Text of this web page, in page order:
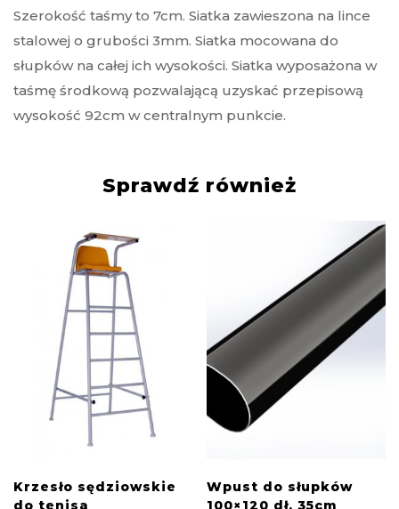
Szerokość taśmy to 7cm. Siatka zawieszona na lince
stalowej o grubości 3mm. Siatka mocowana do
słupków na całej ich wysokości. Siatka wyposażona w
taśmę środkową pozwalającą uzyskać przepisową
wysokość 92cm w centralnym punkcie.
Sprawdź również
Krzesło sędziowskie
do tenisa
Wpust do słupków
100×120 dł. 35cm